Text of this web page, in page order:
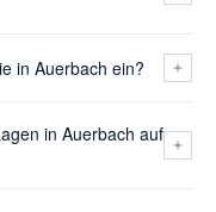
der Art
Eigentumswohnung
entsprechend
in Auerbach ein?
dem
in Auerbach auf